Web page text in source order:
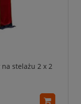
stelażu 2 x 2